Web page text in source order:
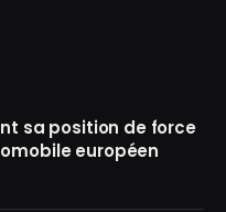
sa position de force
européen